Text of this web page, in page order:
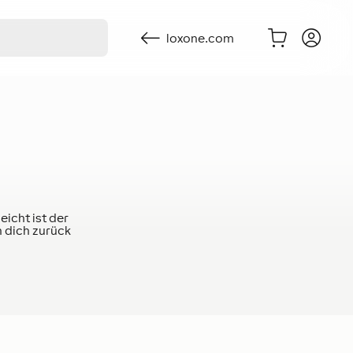
loxone.com
ist der
dich zurück